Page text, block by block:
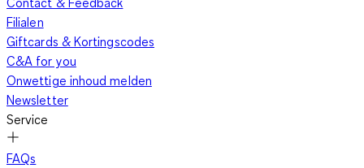
Filialen
Giftcards & Kortingscodes
C&A for you
Onwettige inhoud melden
Newsletter
Service
FAQs